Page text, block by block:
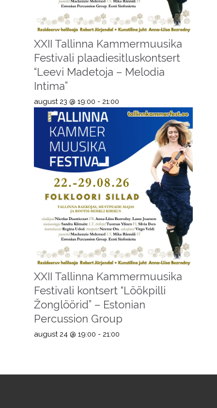
XXII Tallinna Kammermuusika
Festivali plaadiesitluskontsert
“Leevi Madetoja – Melodia
Intima”
august 23 @ 19:00 - 21:00
XXII Tallinna Kammermuusika
Festivali kontsert “Löökpilli
Žonglöörid” – Estonian
Percussion Group
august 24 @ 19:00 - 21:00